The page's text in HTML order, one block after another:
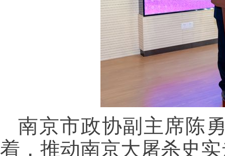
南京市政协副主席陈
着，推动南京大屠杀史